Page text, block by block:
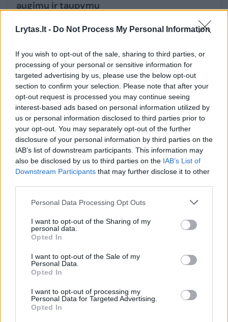
Lrytas.lt - Do Not Process My Personal Information
If you wish to opt-out of the sale, sharing to third parties, or
processing of your personal or sensitive information for
targeted advertising by us, please use the below opt-out
section to confirm your selection. Please note that after your
opt-out request is processed you may continue seeing
interest-based ads based on personal information utilized by
us or personal information disclosed to third parties prior to
your opt-out. You may separately opt-out of the further
disclosure of your personal information by third parties on the
IAB’s list of downstream participants. This information may
also be disclosed by us to third parties on the IAB’s List of
Downstream Participants that may further disclose it to other
Personal Data Processing Opt Outs
I want to opt-out of the Sharing of my
personal data.
Opted In
I want to opt-out of the Sale of my
Personal Data.
Opted In
I want to opt-out of processing my
Personal Data for Targeted Advertising.
Opted In
augimu ir taupymu
auganti MMA – ne vienintelė grėsmė
Verslas 2026-07-09